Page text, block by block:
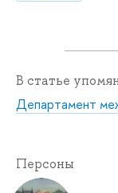
В статье
Департамент
Персоны